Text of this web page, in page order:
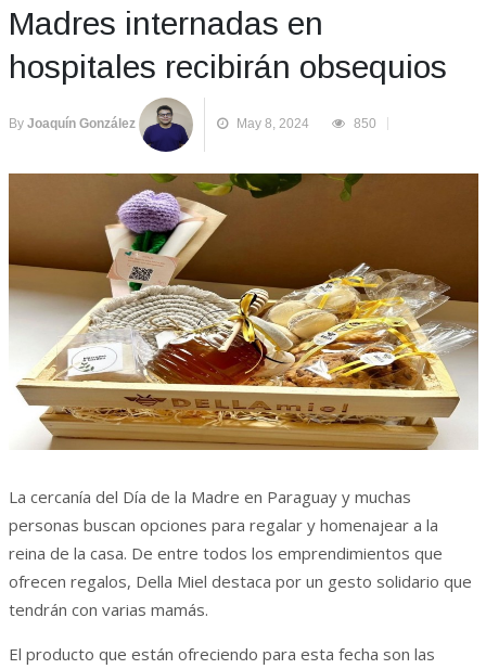
Madres internadas en
hospitales recibirán obsequios
By Joaquín González May 8, 2024 850
La cercanía del Día de la Madre en Paraguay y muchas
personas buscan opciones para regalar y homenajear a la
reina de la casa. De entre todos los emprendimientos que
ofrecen regalos, Della Miel destaca por un gesto solidario que
tendrán con varias mamás.
El producto que están ofreciendo para esta fecha son las